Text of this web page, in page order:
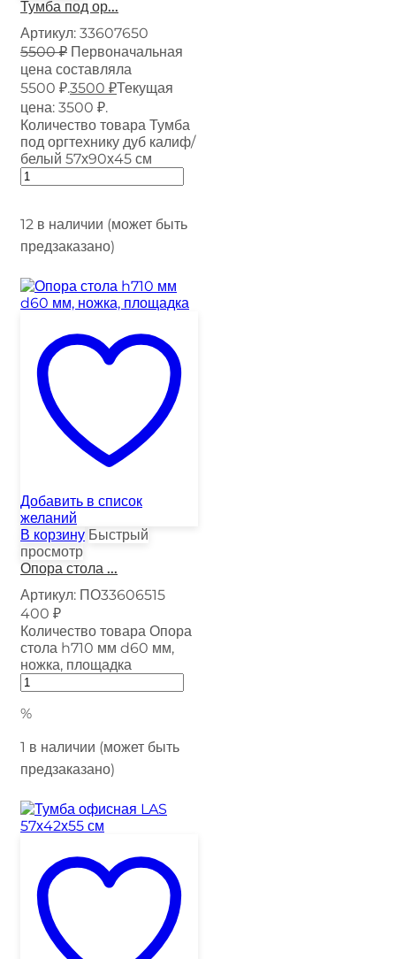
Тумба под ор...
Артикул: 33607650
5500₽ Первоначальная
цена составляла
5500 ₽.3500 ₽Текущая
цена: 3500 ₽.
Количество товара Тумба
под оргтехнику дуб калиф/
белый 57х90х45 см
12 в наличии (может быть
предзаказано)
Добавить в список
желаний
В корзину Быстрый
просмотр
Опора стола ...
Артикул: ПО33606515
400 ₽
Количество товара Опора
стола h710 мм d60 мм,
ножка, площадка
%
1 в наличии (может быть
предзаказано)